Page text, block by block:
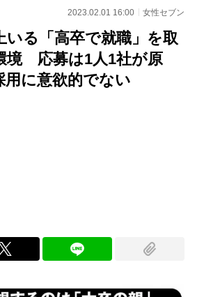
2023.02.01 16:00 女性セブン
いる「高卒で就職」を取
境 応募は1人1社が原
用に意欲的でない